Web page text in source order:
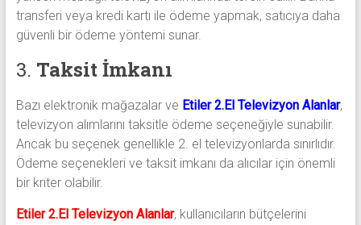
transferi veya kredi kartı ile ödeme yapmak, satıcıya daha
güvenli bir ödeme yöntemi sunar.
3. Taksit İmkanı
Bazı elektronik mağazalar ve Etiler 2.El Televizyon Alanlar,
televizyon alımlarını taksitle ödeme seçeneğiyle sunabilir.
Ancak bu seçenek genellikle 2. el televizyonlarda sınırlıdır.
Ödeme seçenekleri ve taksit imkanı da alıcılar için önemli
bir kriter olabilir.
Etiler 2.El Televizyon Alanlar, kullanıcıların bütçelerini